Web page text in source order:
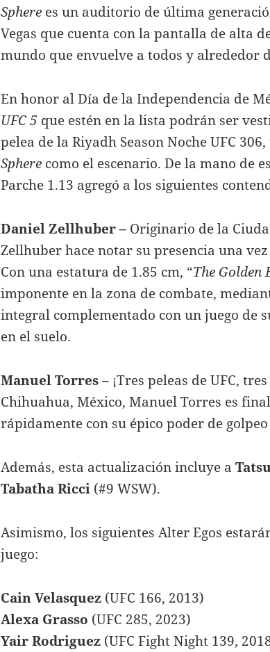
Sphere es un auditorio de última
Vegas que cuenta con la pantalla de alta
mundo que envuelve a todos y alrededor
En honor al Día de la Independencia de
UFC 5 que estén en la lista podrán ser
pelea de la Riyadh Season Noche UFC
Sphere como el escenario. De la mano de
Parche 1.13 agregó a los siguientes
Daniel Zellhuber – Originario de la
Zellhuber hace notar su presencia una
Con una estatura de 1.85 cm, “The Golden
imponente en la zona de combate,
integral complementado con un juego de
en el suelo.
Manuel Torres – ¡Tres peleas de UFC,
Chihuahua, México, Manuel Torres es
rápidamente con su épico poder de
Además, esta actualización incluye a
Tabatha Ricci (#9 WSW).
Asimismo, los siguientes Alter Egos
juego:
Cain Velasquez (UFC 166, 2013)
Alexa Grasso (UFC 285, 2023)
Yair Rodriguez (UFC Fight Night 139,